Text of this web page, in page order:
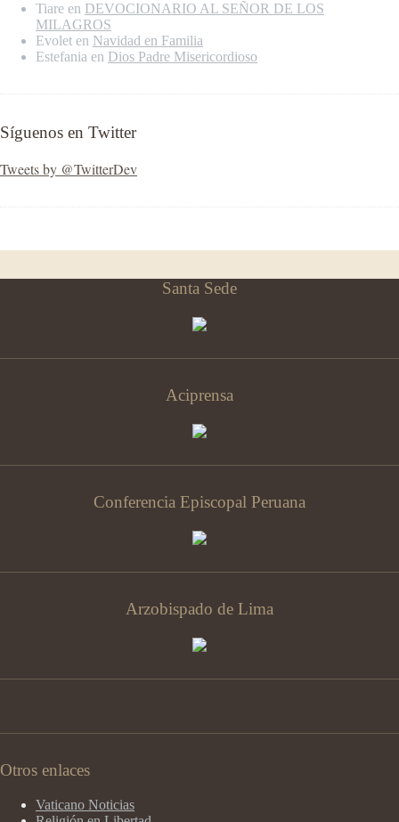
Tiare en DEVOCIONARIO AL SEÑOR DE LOS
MILAGROS
Evolet en Navidad en Familia
Estefania en Dios Padre Misericordioso
Síguenos en Twitter
Tweets by @TwitterDev
Santa Sede
Aciprensa
Conferencia Episcopal Peruana
Arzobispado de Lima
Otros enlaces
Vaticano Noticias